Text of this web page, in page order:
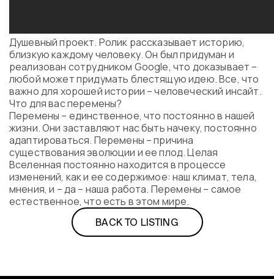
Душевный проект. Ролик рассказывает историю,
близкую каждому человеку. Он был придуман и
реализован сотрудником Google, что доказывает –
любой может придумать блестящую идею. Все, что
важно для хорошей истории – человеческий инсайт.
Что для вас перемены?
Перемены – единственное, что постоянно в нашей
жизни. Они заставляют нас быть начеку, постоянно
адаптироваться. Перемены – причина
существования эволюции и ее плод. Целая
Вселенная постоянно находится в процессе
изменений, как и ее содержимое: наш климат, тела,
мнения, и – да – наша работа. Перемены – самое
естественное, что есть в этом мире.
BACK TO LISTING